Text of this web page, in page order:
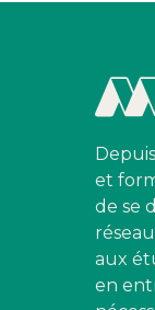
et
de se
aux
en